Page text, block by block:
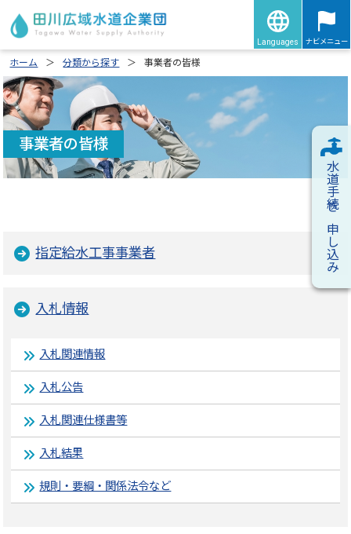
Languages ナビメニュー
水道手続き申し込み
ホーム 分類から探す 事業者の皆様
事業者の皆様
指定給水工事事業者
入札情報
入札関連情報
入札公告
入札関連仕様書等
入札結果
規則・要綱・関係法令など